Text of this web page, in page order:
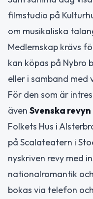
filmstudio på
om musikaliska
Medlemskap krävs
kan köpas på Nybro
eller i samband med
För den som är
även Svenska revyn
Folkets Hus i
på Scalateatern i
nyskriven revy med
nationalromantik
bokas via telefon